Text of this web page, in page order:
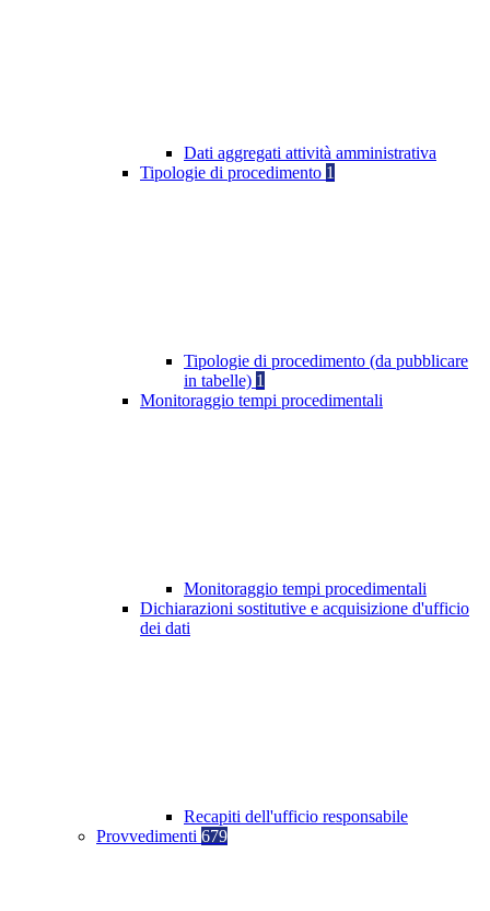
Dati aggregati attività amministrativa
Tipologie di procedimento 1
Tipologie di procedimento (da pubblicare
in tabelle) 1
Monitoraggio tempi procedimentali
Monitoraggio tempi procedimentali
Dichiarazioni sostitutive e acquisizione d'ufficio
dei dati
Recapiti dell'ufficio responsabile
Provvedimenti 679